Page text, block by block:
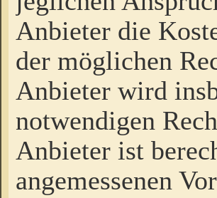
Anbieter die
der möglichen
Anbieter wird
notwendigen
Anbieter ist
angemessenen